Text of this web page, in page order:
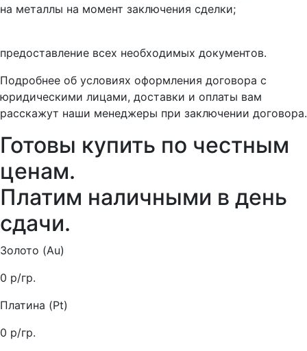
на металлы на момент заключения сделки;
предоставление всех необходимых документов.
Подробнее об условиях оформления договора с
юридическими лицами, доставки и оплаты вам
расскажут наши менеджеры при заключении договора.
Готовы купить по честным
ценам.
Платим наличными в день
сдачи.
Золото (Au)
0 р/гр.
Платина (Pt)
0 р/гр.